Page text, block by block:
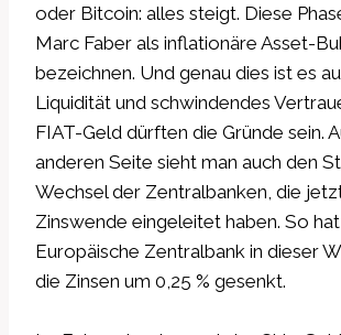
oder Bitcoin: alles steigt. Diese
Marc Faber als inflationäre Asset-
bezeichnen. Und genau dies ist es
Liquidität und schwindendes
FIAT-Geld dürften die Gründe sein.
anderen Seite sieht man auch den
Wechsel der Zentralbanken, die
Zinswende eingeleitet haben. So
Europäische Zentralbank in dieser
die Zinsen um 0,25 % gesenkt.